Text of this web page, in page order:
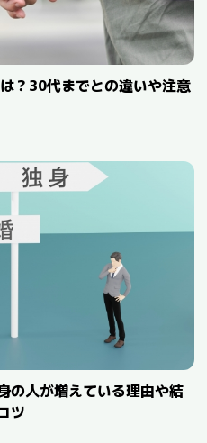
？30代までとの違いや注意
の人が増えている理由や結
ツ